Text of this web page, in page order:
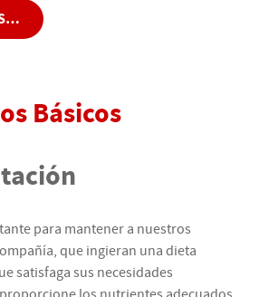
Básicos
para mantener a nuestros
que ingieran una dieta
satisfaga sus necesidades